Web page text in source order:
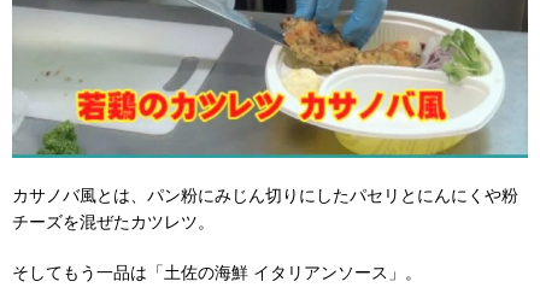
カサノバ風とは、パン粉にみじん切りにしたパセリとにんにくや粉
チーズを混ぜたカツレツ。
そしてもう一品は「土佐の海鮮 イタリアンソース」。